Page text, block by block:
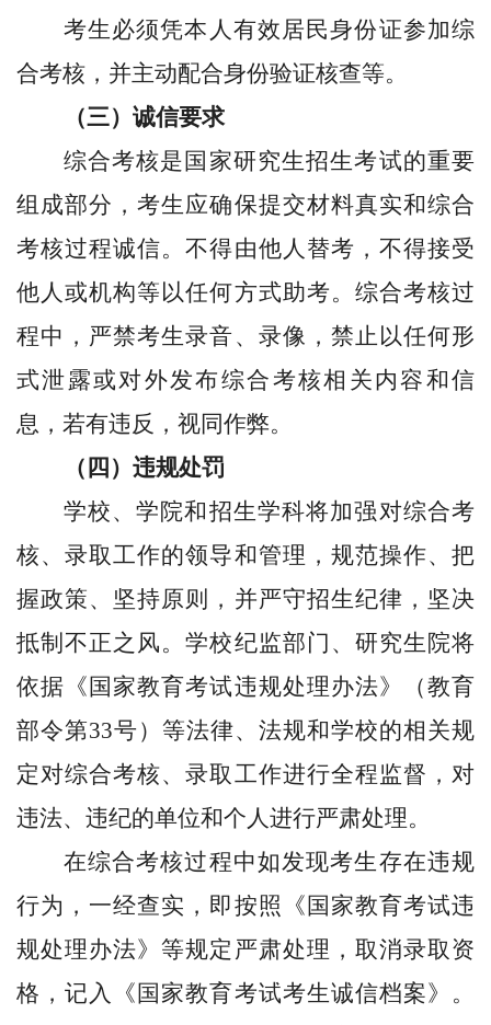
考生必须凭本人有效居民身份证参加综
合考核 ，并主动配合身份验证核查等。
（三）诚信要求
综合考核是国家研究生招生考试的重要
组成部分，考生应确保提交材料真实和综合
考核过程诚信。不得由他人替考，不得接受
他人或机构等以任何方式助考。 综合考核过
程中，严禁考生录音、录像，禁止以任何形
式泄露或对外发布综合考核相关内容和信
息，若有违反，视同作弊。
（四）违规处罚
学校、学院和招生学科将加强对综合考
核、录取工作的领导和管理，规范操作、把
握政策、坚持原则，并严守招生纪律，坚决
抵制不正之风。学校纪监部门、研究生院将
依据《国家教育考试违规处理办法》（教育
部令第33号）等法律、法规和学校的相关规
定对综合考核、录取工作进行全程监督，对
违法、违纪的单位和个人进行严肃处理。
在综合考核过程中如发现考生存在违规
行为，一经查实，即按照《国家教育考试违
规处理办法》等规定严肃处理，取消录取资
格，记入《国家教育考试考生诚信档案》。